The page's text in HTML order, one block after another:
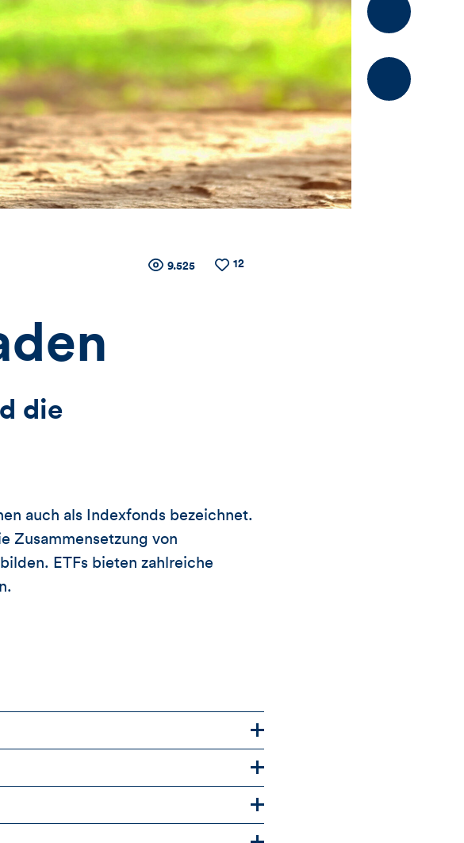
Zähler
Kommentare
dieses
Anzahl
9.525
Anzahl
12
die
auch als Indexfonds bezeichnet.
Zusammensetzung von
ETFs bieten zahlreiche